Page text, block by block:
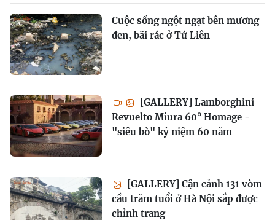
Cuộc sống ngột ngạt bên mương
đen, bãi rác ở Tứ Liên
[GALLERY] Lamborghini
Revuelto Miura 60° Homage -
"siêu bò" kỷ niệm 60 năm
[GALLERY] Cận cảnh 131 vòm
cầu trăm tuổi ở Hà Nội sắp được
chỉnh trang